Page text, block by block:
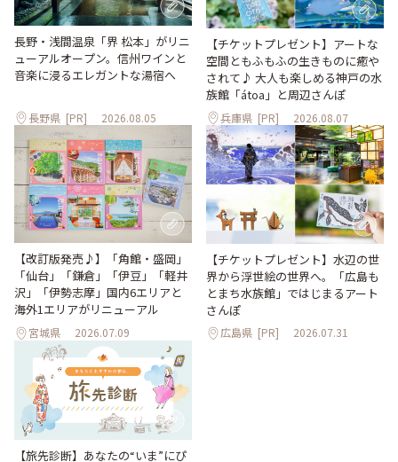
長野・浅間温泉「界 松本」がリニ
ューアルオープン。信州ワインと
音楽に浸るエレガントな湯宿へ
長野県 [PR] 2026.08.05
【チケットプレゼント】アートな
空間ともふもふの生きものに癒や
されて♪ 大人も楽しめる神戸の水
族館「átoa」と周辺さんぽ
兵庫県 [PR] 2026.08.07
【改訂版発売♪】「角館・盛岡」
「仙台」「鎌倉」「伊豆」「軽井
沢」「伊勢志摩」国内6エリアと
海外1エリアがリニューアル
宮城県 2026.07.09
【チケットプレゼント】水辺の世
界から浮世絵の世界へ。「広島も
とまち水族館」ではじまるアート
さんぽ
広島県 [PR] 2026.07.31
【旅先診断】あなたの“いま”にぴ